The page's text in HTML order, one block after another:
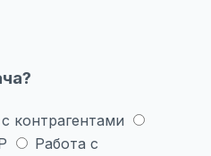
контрагентами
Работа с